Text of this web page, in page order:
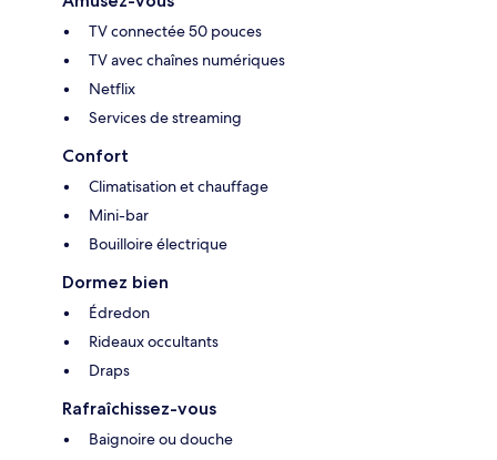
TV connectée 50 pouces
TV avec chaînes numériques
Netflix
Services de streaming
Confort
Climatisation et chauffage
Mini-bar
Bouilloire électrique
Dormez bien
Édredon
Rideaux occultants
Draps
Rafraîchissez-vous
Baignoire ou douche